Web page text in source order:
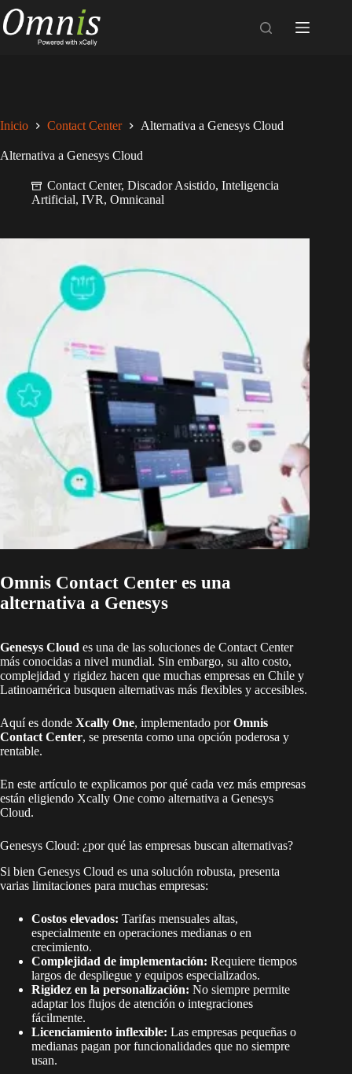
Inicio Contact Center Alternativa a Genesys Cloud
Alternativa a Genesys Cloud
Contact Center, Discador Asistido, Inteligencia
Artificial, IVR, Omnicanal
Omnis Contact Center es una
alternativa a Genesys
Genesys Cloud es una de las soluciones de Contact Center
más conocidas a nivel mundial. Sin embargo, su alto costo,
complejidad y rigidez hacen que muchas empresas en Chile y
Latinoamérica busquen alternativas más flexibles y accesibles.
Aquí es donde Xcally One, implementado porOmnis
Contact Center, se presenta como una opción poderosa y
rentable.
En este artículo te explicamos por qué cada vez más empresas
están eligiendo Xcally One como alternativa a Genesys
Cloud.
Genesys Cloud: ¿por qué las empresas buscan alternativas?
Si bien Genesys Cloud es una solución robusta, presenta
varias limitaciones para muchas empresas:
Costos elevados: Tarifas mensuales altas,
especialmente en operaciones medianas o en
crecimiento.
Complejidad de implementación: Requiere tiempos
largos de despliegue y equipos especializados.
Rigidez en la personalización: No siempre permite
adaptar los flujos de atención o integraciones
fácilmente.
Licenciamiento inflexible: Las empresas pequeñas o
medianas pagan por funcionalidades que no siempre
usan.